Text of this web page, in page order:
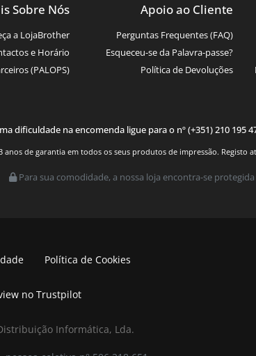
Sobre Nós
a LojaBrother
e Horário
(PALOPS)
Apoio ao Cliente
Perguntas Frequentes (FAQ)
Esqueceu-se da Palavra-passe?
Política de Devoluções
dificuldade na encomenda ligue para o nº (+351) 210 195
anos de garantia em todos os seus produtos de impressão. Registo
Para sua comodidade, a nossa loja encontra-se
Política de Cookies
no Trustpilot
Informática, Lda.